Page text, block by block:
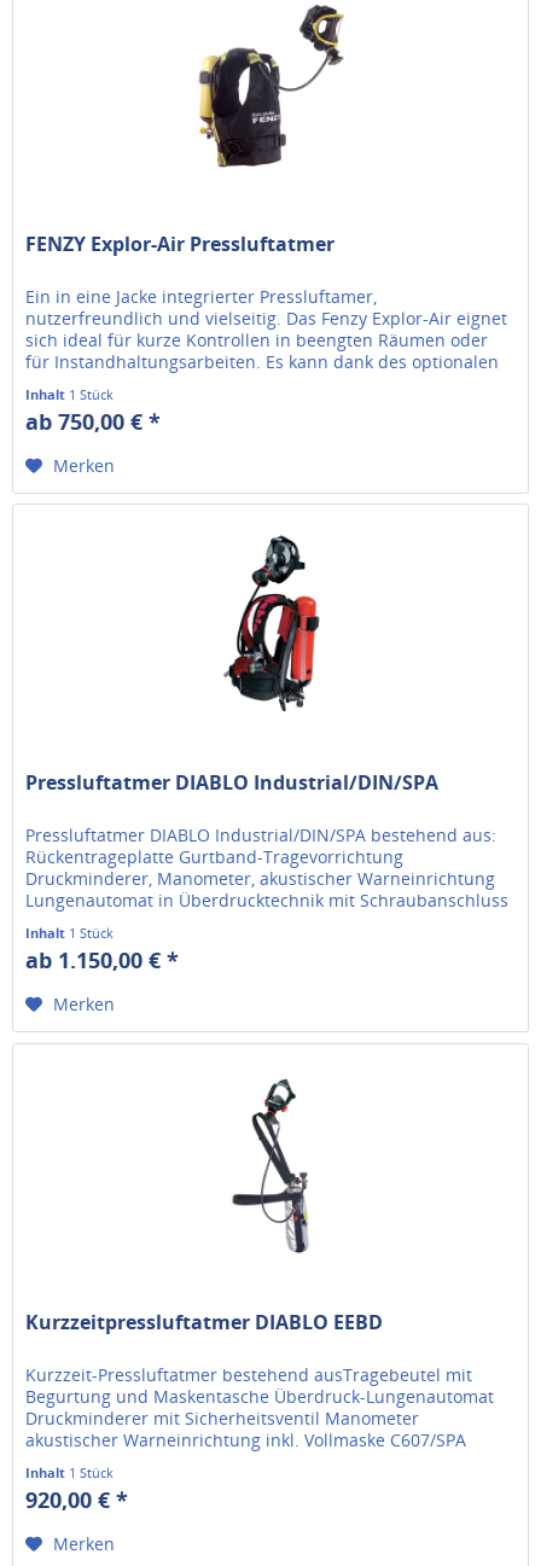
FENZY Explor-Air Pressluftatmer
Ein in eine Jacke integrierter Pressluftamer,
nutzerfreundlich und vielseitig. Das Fenzy Explor-Air eignet
sich ideal für kurze Kontrollen in beengten Räumen oder
für Instandhaltungsarbeiten. Es kann dank des optionalen
Inhalt 1 Stück
ab 750,00 € *
Merken
Pressluftatmer DIABLO Industrial/DIN/SPA
Pressluftatmer DIABLO Industrial/DIN/SPA bestehend aus:
Rückentrageplatte Gurtband-Tragevorrichtung
Druckminderer, Manometer, akustischer Warneinrichtung
Lungenautomat in Überdrucktechnik mit Schraubanschluss
M 45 x 3 (DIN EN 148-3)...
Inhalt 1 Stück
ab 1.150,00 € *
Merken
Kurzzeitpressluftatmer DIABLO EEBD
Kurzzeit-Pressluftatmer bestehend ausTragebeutel mit
Begurtung und Maskentasche Überdruck-Lungenautomat
Druckminderer mit Sicherheitsventil Manometer
akustischer Warneinrichtung inkl. Vollmaske C607/SPA
(Klasse 3) mit Schraubanschluss M...
Inhalt 1 Stück
920,00 € *
Merken